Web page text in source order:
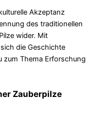
Akzeptanz
des traditionellen
wider. Mit
die Geschichte
zum Thema Erforschung
Zauberpilze